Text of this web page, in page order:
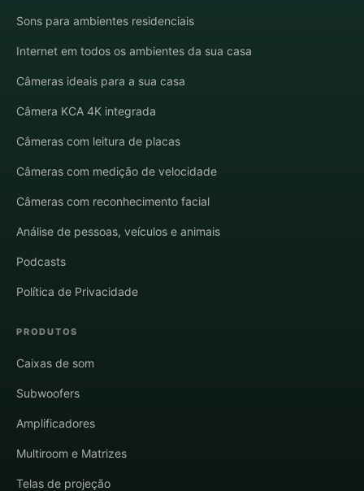
Sons para ambientes residenciais
Internet em todos os ambientes da sua casa
Câmeras ideais para a sua casa
Câmera KCA 4K integrada
Câmeras com leitura de placas
Câmeras com medição de velocidade
Câmeras com reconhecimento facial
Análise de pessoas, veículos e animais
Podcasts
Política de Privacidade
PRODUTOS
Caixas de som
Subwoofers
Amplificadores
Multiroom e Matrizes
Telas de projeção